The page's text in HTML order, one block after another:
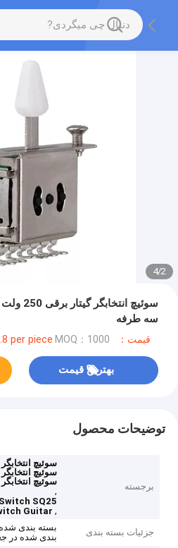
2
/
4
سه طرفه
قیمت：USD 0.6~0.8 per piece MOQ：1000 چرخه
بهترین قیمت
توضیحات محصول
برجسته
سوئیچ
,
SQ25
,
Guitar
جزئیات بسته بندی
بسته بندی
بندی شده در